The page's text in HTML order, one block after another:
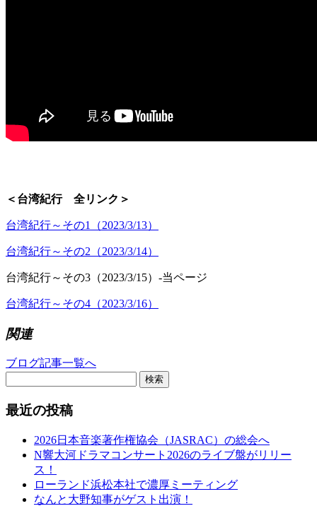
＜台湾紀行 全リンク＞
台湾紀行～その1（2023/3/13）
台湾紀行～その2（2023/3/14）
台湾紀行～その3（2023/3/15）-当ページ
台湾紀行～その4（2023/3/16）
関連
ブログ記事一覧へ
検索
最近の投稿
2026日本音楽著作権協会（JASRAC）の総会へ
N響大河ドラマコンサート2026のライブ盤がリリー
ス！
ローランド浜松本社で濃厚ミーティング
なんと大野知事がゲスト出演！